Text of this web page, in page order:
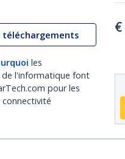
téléchargements
les
de l'informatique font
pour les
connectivité
€